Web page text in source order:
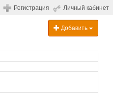
Регистрация Личный кабинет
Добавить